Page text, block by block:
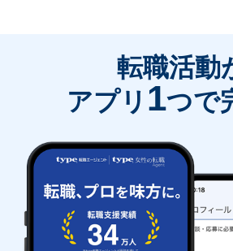
転職活動
アプリ 1つで